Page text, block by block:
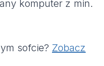
komputer z min.
sofcie? Zobacz